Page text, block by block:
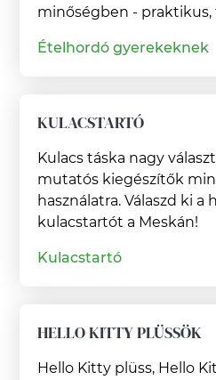
minőségben - praktikus,
Ételhordó gyerekeknek
KULACSTARTÓ
Kulacs táska nagy
mutatós kiegészítők
használatra. Válaszd ki a
kulacstartót a Meskán!
Kulacstartó
HELLO KITTY PLÜSSÖK
Hello Kitty plüss, Hello